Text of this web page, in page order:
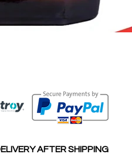
AFTER SHIPPING